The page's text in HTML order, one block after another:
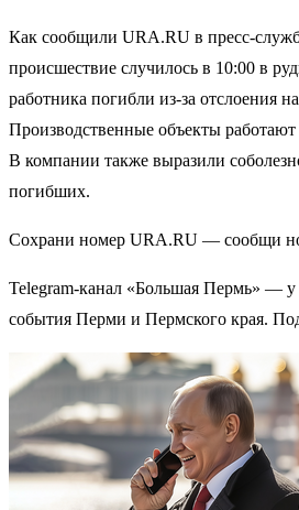
Как сообщили URA.RU в пресс-
происшествие случилось в 10:00 в
работника погибли из-за отслоения
Производственные объекты
В компании также выразили
погибших.
Сохрани номер URA.RU — сообщи
Telegram-канал «Большая Пермь» — у
события Перми и Пермского края.